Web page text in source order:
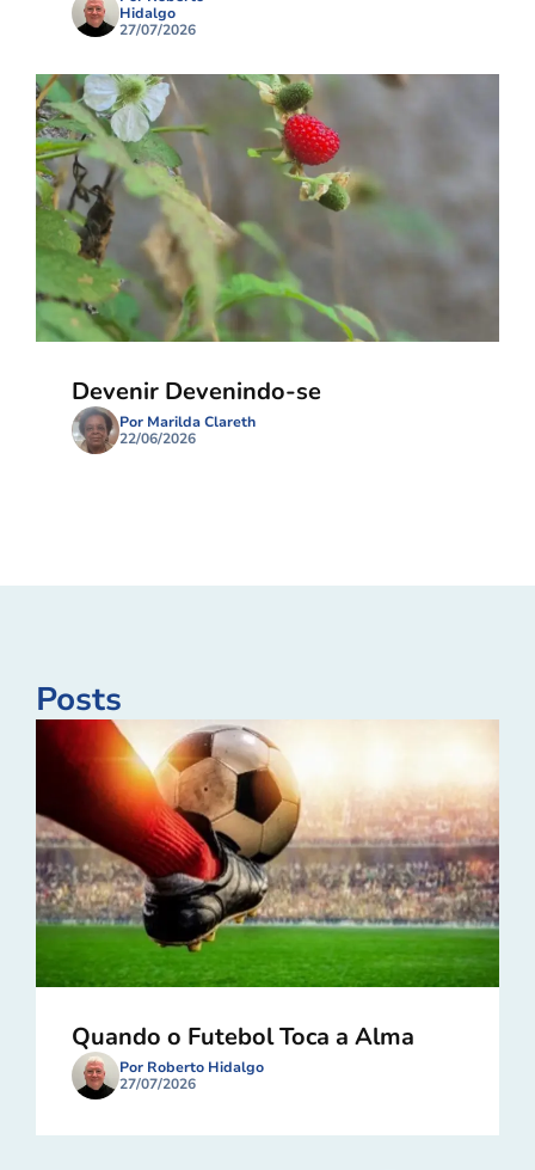
Hidalgo
27/07/2026
Devenir Devenindo-se
Por Marilda Clareth
22/06/2026
Posts
Quando o Futebol Toca a Alma
Por Roberto Hidalgo
27/07/2026